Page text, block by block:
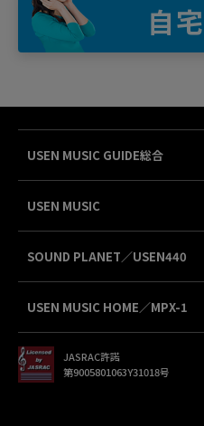
自宅
USEN MUSIC GUIDE総合
USEN MUSIC
SOUND PLANET／USEN440
USEN MUSIC HOME／MPX-1
JASRAC許諾
第9005801063Y31018号